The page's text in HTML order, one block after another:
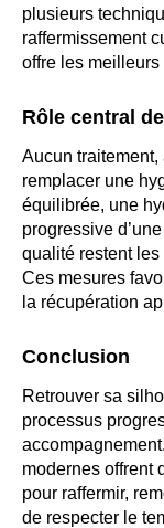
plusieurs
raffermissement
offre les meilleurs
Rôle central
Aucun
remplacer une
équilibrée, une
progressive
qualité restent les
Ces mesures
la récupération
Conclusion
Retrouver sa
processus
modernes offrent
pour raffermir,
de respecter le